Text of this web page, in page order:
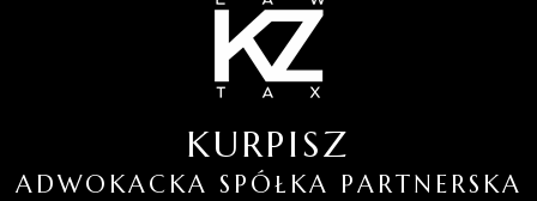
KURPISZ
ADWOKACKA SPÓŁKA PARTNERSKA